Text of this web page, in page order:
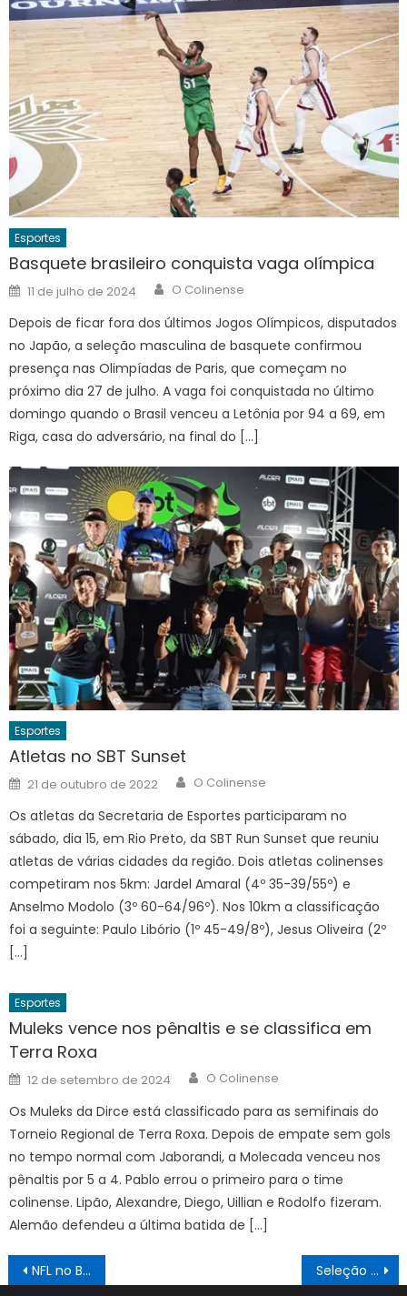
Esportes
Basquete brasileiro conquista vaga olímpica
Posted
on
11 de julho de 2024 Author
O Colinense
Depois de ficar fora dos últimos Jogos Olímpicos, disputados
no Japão, a seleção masculina de basquete confirmou
presença nas Olimpíadas de Paris, que começam no
próximo dia 27 de julho. A vaga foi conquistada no último
domingo quando o Brasil venceu a Letônia por 94 a 69, em
Riga, casa do adversário, na final do […]
Esportes
Atletas no SBT Sunset
Posted
on
21 de outubro de 2022 Author
O Colinense
Os atletas da Secretaria de Esportes participaram no
sábado, dia 15, em Rio Preto, da SBT Run Sunset que reuniu
atletas de várias cidades da região. Dois atletas colinenses
competiram nos 5km: Jardel Amaral (4º 35-39/55º) e
Anselmo Modolo (3º 60-64/96º). Nos 10km a classificação
foi a seguinte: Paulo Libório (1º 45-49/8º), Jesus Oliveira (2º
[…]
Esportes
Muleks vence nos pênaltis e se classifica em
Terra Roxa
Posted
on
12 de setembro de 2024 Author
O Colinense
Os Muleks da Dirce está classificado para as semifinais do
Torneio Regional de Terra Roxa. Depois de empate sem gols
no tempo normal com Jaborandi, a Molecada venceu nos
pênaltis por 5 a 4. Pablo errou o primeiro para o time
colinense. Lipão, Alexandre, Diego, Uillian e Rodolfo fizeram.
Alemão defendeu a última batida de […]
Navegação
NFL no Brasil supera Carnaval de São Paulo em arrecadação Seleção enfrenta o Chile nesta quinta pelas Eliminatórias